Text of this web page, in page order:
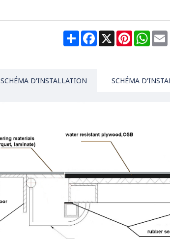
ShareFacebook
X Pinterest
SCHÉMA D'INSTALLATION SCHÉMA